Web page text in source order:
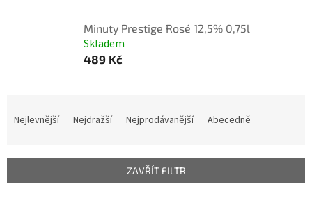
Minuty Prestige Rosé 12,5% 0,75l
Skladem
489 Kč
n
Nejlevnější Nejdražší Nejprodávanější Abecedně
ZAVŘÍT FILTR